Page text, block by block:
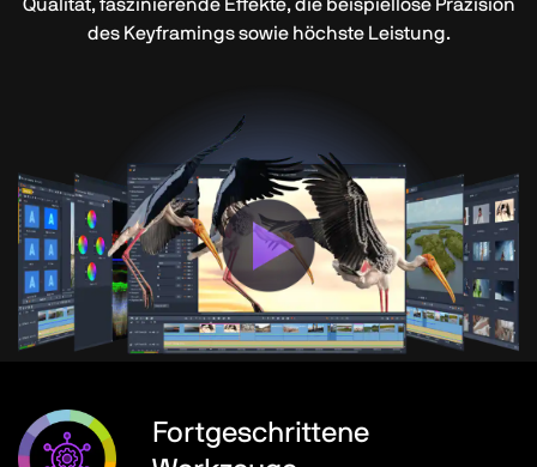
Qualität, faszinierende Effekte, die beispiellose Präzision
des Keyframings sowie höchste Leistung.
Fortgeschrittene